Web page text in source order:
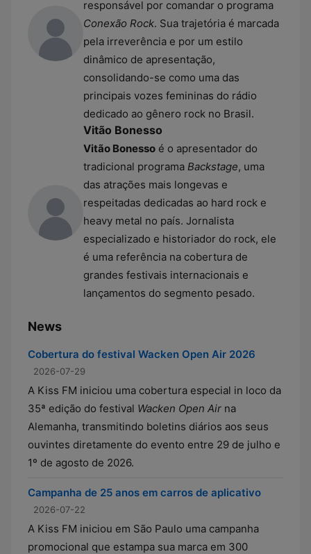
responsável por comandar o programa
Conexão Rock. Sua trajetória é marcada
pela irreverência e por um estilo
dinâmico de apresentação,
consolidando-se como uma das
principais vozes femininas do rádio
dedicado ao gênero rock no Brasil.
Vitão Bonesso
Vitão Bonesso é o apresentador do
tradicional programa Backstage, uma
das atrações mais longevas e
respeitadas dedicadas ao hard rock e
heavy metal no país. Jornalista
especializado e historiador do rock, ele
é uma referência na cobertura de
grandes festivais internacionais e
lançamentos do segmento pesado.
News
Cobertura do festival Wacken Open Air 2026
2026-07-29
A Kiss FM iniciou uma cobertura especial in loco da
35ª edição do festival Wacken Open Air na
Alemanha, transmitindo boletins diários aos seus
ouvintes diretamente do evento entre 29 de julho e
1º de agosto de 2026.
Campanha de 25 anos em carros de aplicativo
2026-07-22
A Kiss FM iniciou em São Paulo uma campanha
promocional que estampa sua marca em 300